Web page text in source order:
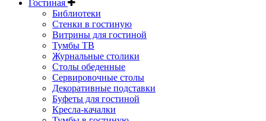
Гостиная
Библиотеки
Стенки в гостиную
Витрины для гостиной
Тумбы ТВ
Журнальные столики
Столы обеденные
Сервировочные столы
Декоративные подставки
Буфеты для гостиной
Кресла-качалки